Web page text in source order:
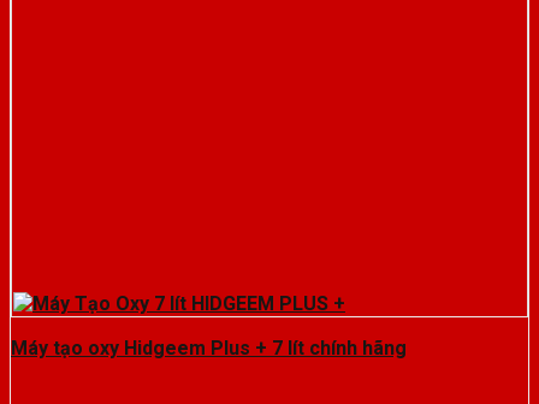
Máy tạo oxy Hidgeem Plus + 7 lít chính hãng